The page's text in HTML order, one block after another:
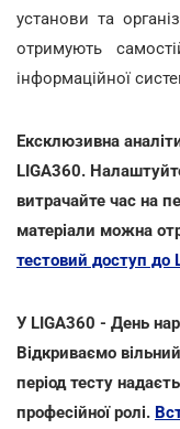
установи та
отримують
інформаційної
Ексклюзивна
LIGA360.
витрачайте час на
матеріали можна
тестовий доступ до
У LIGA360 - День
Відкриваємо
період тесту
професійної ролі.